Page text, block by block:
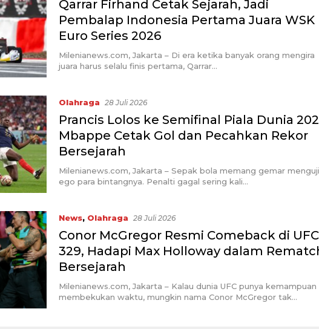
Qarrar Firhand Cetak Sejarah, Jadi
Pembalap Indonesia Pertama Juara WSK
Euro Series 2026
Milenianews.com, Jakarta – Di era ketika banyak orang mengira
juara harus selalu finis pertama, Qarrar…
Olahraga 28 Juli 2026
Prancis Lolos ke Semifinal Piala Dunia
Mbappe Cetak Gol dan Pecahkan Rekor
Bersejarah
Milenianews.com, Jakarta – Sepak bola memang gemar menguji
ego para bintangnya. Penalti gagal sering kali…
News, Olahraga 28 Juli 2026
Conor McGregor Resmi Comeback di UFC
329, Hadapi Max Holloway dalam
Bersejarah
Milenianews.com, Jakarta – Kalau dunia UFC punya kemampuan
membekukan waktu, mungkin nama Conor McGregor tak…